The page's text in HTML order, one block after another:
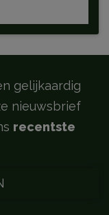
gelijkaardig
nieuwsbrief
recentste